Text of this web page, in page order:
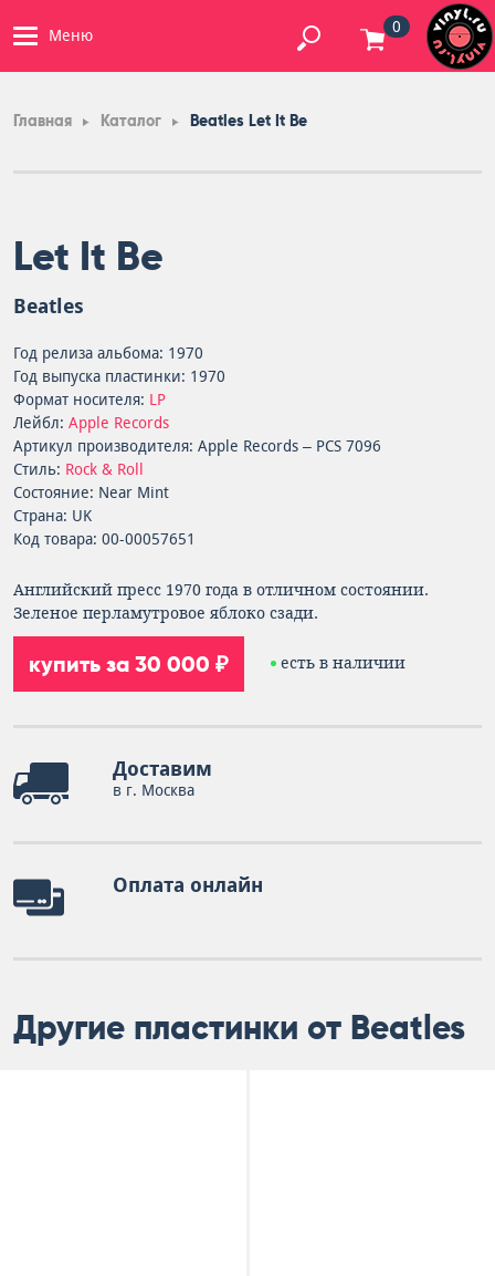
Меню 0
Главная Каталог Beatles Let It Be
Let It Be
Beatles
Год релиза альбома: 1970
Год выпуска пластинки: 1970
Формат носителя: LP
Лейбл: Apple Records
Артикул производителя: Apple Records – PCS 7096
Стиль: Rock & Roll
Состояние: Near Mint
Страна: UK
Код товара: 00-00057651
Английский пресс 1970 года в отличном состоянии.
Зеленое перламутровое яблоко сзади.
купить за 30 000 ₽ есть в наличии
Доставим
в г. Москва
Оплата онлайн
Другие пластинки от Beatles